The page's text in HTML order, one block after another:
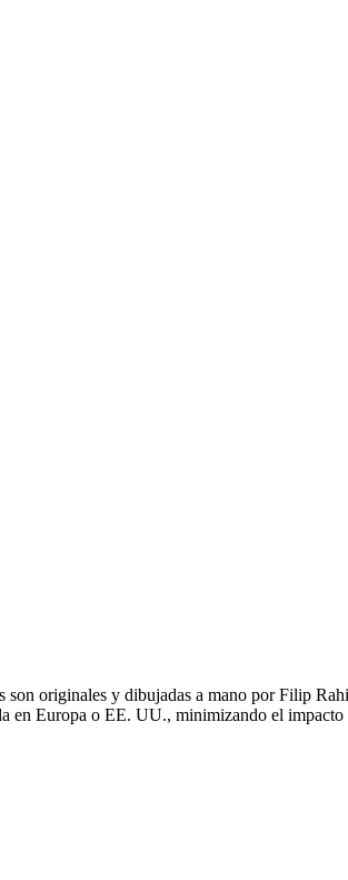
originales y dibujadas a mano por Filip
en Europa o EE. UU., minimizando el impacto